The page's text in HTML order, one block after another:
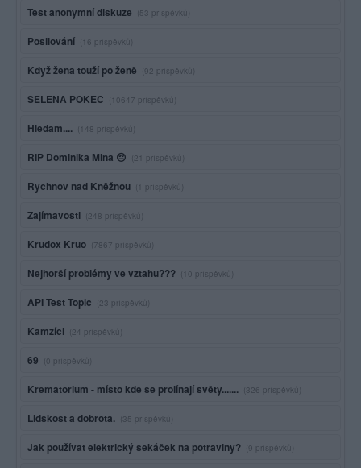
Test anonymní diskuze (53 příspěvků)
Posilování (16 příspěvků)
Když žena touží po ženě (92 příspěvků)
SELENA POKEC (10647 příspěvků)
Hledam.... (148 příspěvků)
RIP Dominika Mina 😔 (21 příspěvků)
Rychnov nad Kněžnou (1 příspěvků)
Zajímavosti (248 příspěvků)
Krudox Kruo (7867 příspěvků)
Nejhorší problémy ve vztahu??? (10 příspěvků)
API Test Topic (23 příspěvků)
Kamzíci (24 příspěvků)
69 (0 příspěvků)
Krematorium - místo kde se prolínají světy....... (326 příspěvků)
Lidskost a dobrota. (35 příspěvků)
Jak používat elektrický sekáček na potraviny? (9 příspěvků)